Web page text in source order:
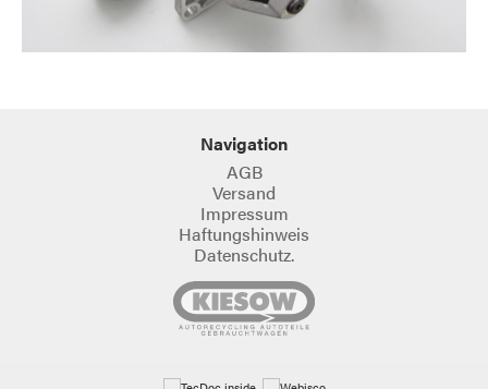
Navigation
AGB
Versand
Impressum
Haftungshinweis
Datenschutz.